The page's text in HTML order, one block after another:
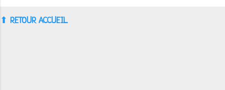
⬆︎ RETOUR ACCUEIL